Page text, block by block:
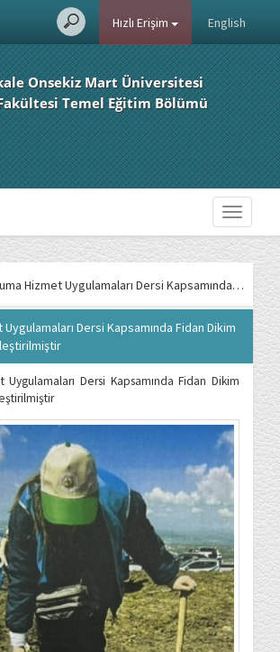
English
Hızlı Erişim
Onsekiz Mart Üniversitesi
Temel Eğitim Bölümü
Toggle
Topluma Hizmet Uygulamaları Dersi Kapsamında Fidan Dikim Etkinliği Gerçekleştirilmiştir
Dersi Kapsamında Fidan Dikim
Dersi Kapsamında Fidan Dikim